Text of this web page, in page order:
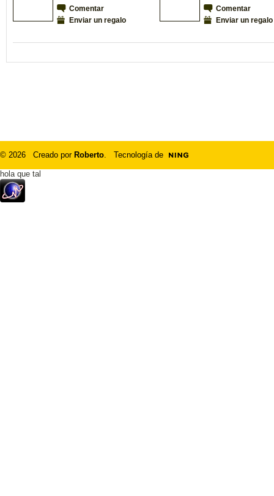
Comentar
Enviar un regalo
Comentar
Enviar un regalo
© 2026 Creado por Roberto. Tecnología de
hola que tal